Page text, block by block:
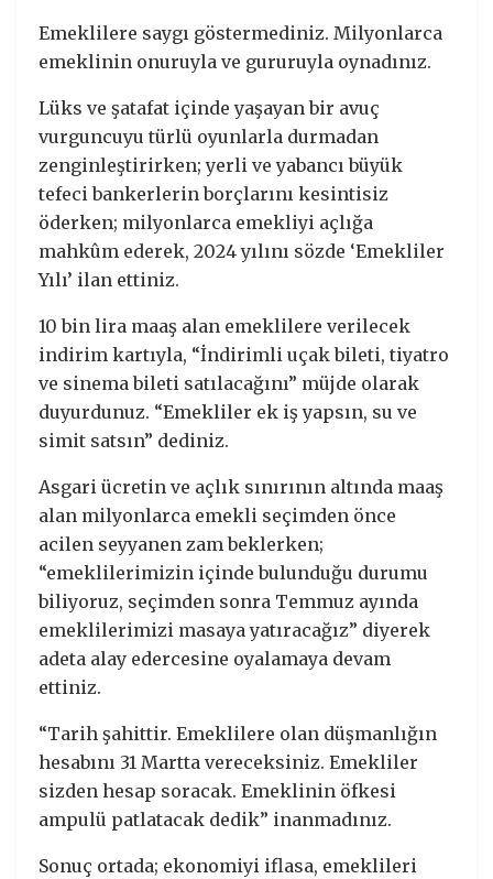
Emeklilere saygı göstermediniz. Milyonlarca
emeklinin onuruyla ve gururuyla oynadınız.
Lüks ve şatafat içinde yaşayan bir avuç
vurguncuyu türlü oyunlarla durmadan
zenginleştirirken; yerli ve yabancı büyük
tefeci bankerlerin borçlarını kesintisiz
öderken; milyonlarca emekliyi açlığa
mahkûm ederek, 2024 yılını sözde ‘Emekliler
Yılı’ ilan ettiniz.
10 bin lira maaş alan emeklilere verilecek
indirim kartıyla, “İndirimli uçak bileti, tiyatro
ve sinema bileti satılacağını” müjde olarak
duyurdunuz. “Emekliler ek iş yapsın, su ve
simit satsın” dediniz.
Asgari ücretin ve açlık sınırının altında maaş
alan milyonlarca emekli seçimden önce
acilen seyyanen zam beklerken;
“emeklilerimizin içinde bulunduğu durumu
biliyoruz, seçimden sonra Temmuz ayında
emeklilerimizi masaya yatıracağız” diyerek
adeta alay edercesine oyalamaya devam
ettiniz.
“Tarih şahittir. Emeklilere olan düşmanlığın
hesabını 31 Martta vereceksiniz. Emekliler
sizden hesap soracak. Emeklinin öfkesi
ampulü patlatacak dedik” inanmadınız.
Sonuç ortada; ekonomiyi iflasa, emeklileri